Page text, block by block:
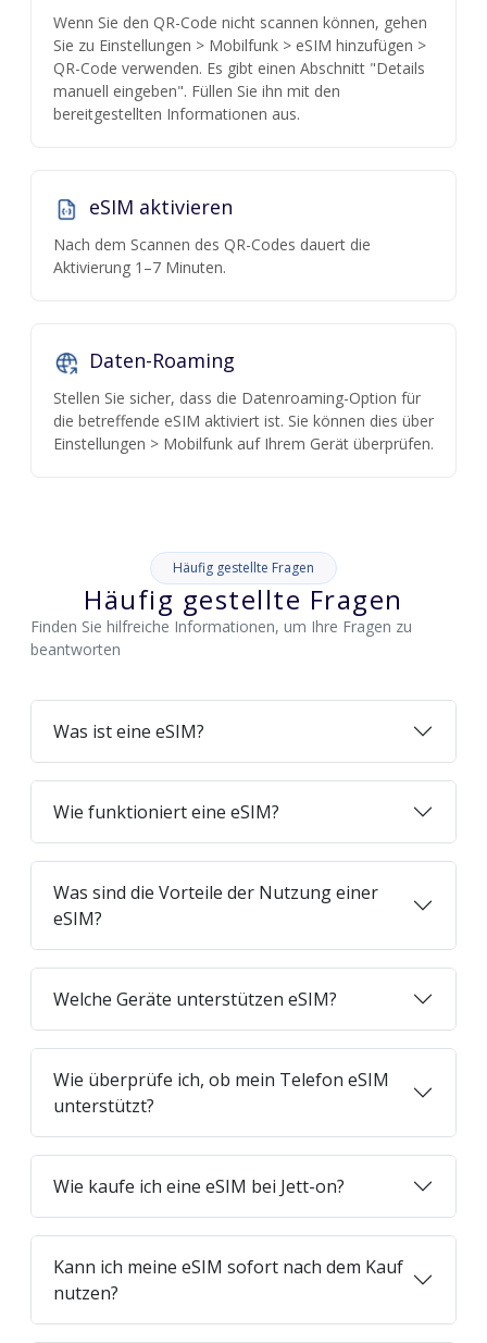
Wenn Sie den QR-Code nicht scannen können, gehen
Sie zu Einstellungen > Mobilfunk > eSIM hinzufügen >
QR-Code verwenden. Es gibt einen Abschnitt "Details
manuell eingeben". Füllen Sie ihn mit den
bereitgestellten Informationen aus.
eSIM aktivieren
Nach dem Scannen des QR-Codes dauert die
Aktivierung 1–7 Minuten.
Daten-Roaming
Stellen Sie sicher, dass die Datenroaming-Option für
die betreffende eSIM aktiviert ist. Sie können dies über
Einstellungen > Mobilfunk auf Ihrem Gerät überprüfen.
Häufig gestellte Fragen
Häufig gestellte Fragen
Finden Sie hilfreiche Informationen, um Ihre Fragen zu
beantworten
Was ist eine eSIM?
Wie funktioniert eine eSIM?
Was sind die Vorteile der Nutzung einer
eSIM?
Welche Geräte unterstützen eSIM?
Wie überprüfe ich, ob mein Telefon eSIM
unterstützt?
Wie kaufe ich eine eSIM bei Jett-on?
Kann ich meine eSIM sofort nach dem Kauf
nutzen?